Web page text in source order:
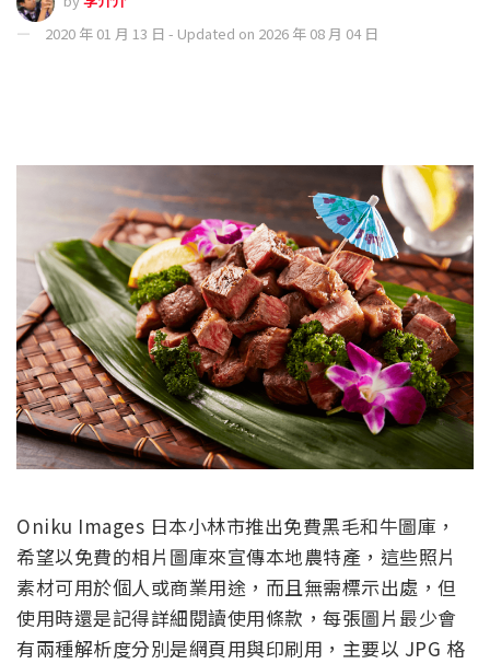
2020 年 01 月 13 日 - Updated on 2026 年 08 月 04 日
Oniku Images 日本小林市推出免費黑毛和牛圖庫，
希望以免費的相片圖庫來宣傳本地農特產，這些照片
素材可用於個人或商業用途，而且無需標示出處，但
使用時還是記得詳細閱讀使用條款，每張圖片最少會
有兩種解析度分別是網頁用與印刷用，主要以 JPG 格